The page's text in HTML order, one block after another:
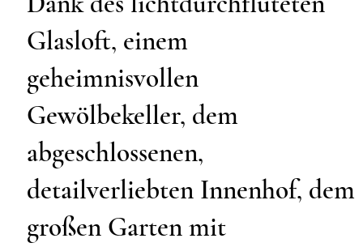
Glasloft, einem
geheimnisvollen
Gewölbekeller, dem
abgeschlossenen,
detailverliebten Innenhof, dem
großen Garten mit